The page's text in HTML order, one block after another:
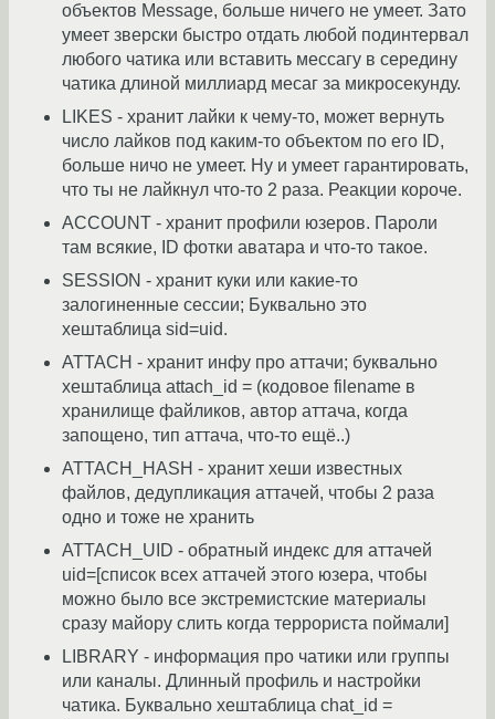
объектов Message, больше ничего не умеет. Зато
умеет зверски быстро отдать любой подинтервал
любого чатика или вставить мессагу в середину
чатика длиной миллиард месаг за микросекунду.
LIKES - хранит лайки к чему-то, может вернуть
число лайков под каким-то объектом по его ID,
больше ничо не умеет. Ну и умеет гарантировать,
что ты не лайкнул что-то 2 раза. Реакции короче.
ACCOUNT - хранит профили юзеров. Пароли
там всякие, ID фотки аватара и что-то такое.
SESSION - хранит куки или какие-то
залогиненные сессии; Буквально это
хештаблица sid=uid.
ATTACH - хранит инфу про аттачи; буквально
хештаблица attach_id = (кодовое filename в
хранилище файликов, автор аттача, когда
запощено, тип аттача, что-то ещё..)
ATTACH_HASH - хранит хеши известных
файлов, дедупликация аттачей, чтобы 2 раза
одно и тоже не хранить
ATTACH_UID - обратный индекс для аттачей
uid=[список всех аттачей этого юзера, чтобы
можно было все экстремистские материалы
сразу майору слить когда террориста поймали]
LIBRARY - информация про чатики или группы
или каналы. Длинный профиль и настройки
чатика. Буквально хештаблица chat_id =